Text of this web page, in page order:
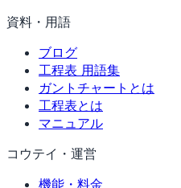
資料・用語
ブログ
工程表 用語集
ガントチャートとは
工程表とは
マニュアル
コウテイ・運営
機能・料金